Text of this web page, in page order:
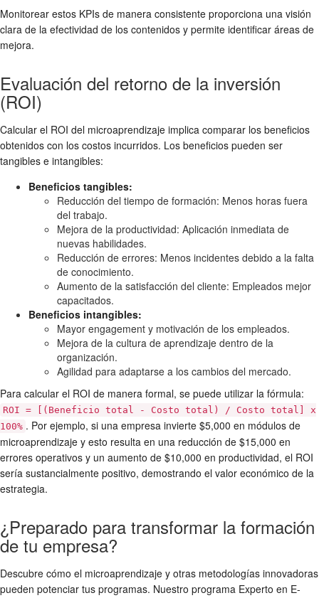
Monitorear estos KPIs de manera consistente proporciona una visión
clara de la efectividad de los contenidos y permite identificar áreas de
mejora.
Evaluación del retorno de la inversión
(ROI)
Calcular el ROI del microaprendizaje implica comparar los beneficios
obtenidos con los costos incurridos. Los beneficios pueden ser
tangibles e intangibles:
Beneficios tangibles:
Reducción del tiempo de formación: Menos horas fuera
del trabajo.
Mejora de la productividad: Aplicación inmediata de
nuevas habilidades.
Reducción de errores: Menos incidentes debido a la falta
de conocimiento.
Aumento de la satisfacción del cliente: Empleados mejor
capacitados.
Beneficios intangibles:
Mayor engagement y motivación de los empleados.
Mejora de la cultura de aprendizaje dentro de la
organización.
Agilidad para adaptarse a los cambios del mercado.
Para calcular el ROI de manera formal, se puede utilizar la fórmula:
ROI = [(Beneficio total - Costo total) / Costo total] x
100% . Por ejemplo, si una empresa invierte $5,000 en módulos de
microaprendizaje y esto resulta en una reducción de $15,000 en
errores operativos y un aumento de $10,000 en productividad, el ROI
sería sustancialmente positivo, demostrando el valor económico de la
estrategia.
¿Preparado para transformar la formación
de tu empresa?
Descubre cómo el microaprendizaje y otras metodologías innovadoras
pueden potenciar tus programas. Nuestro programa Experto en E-